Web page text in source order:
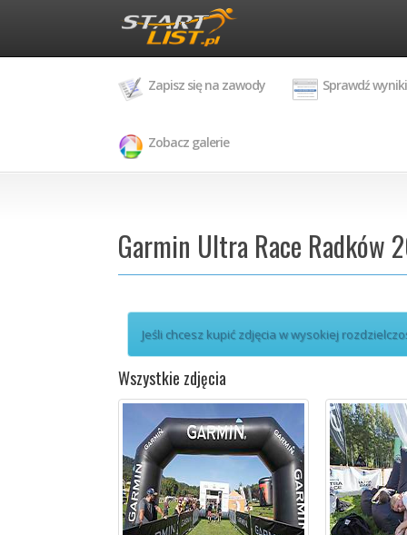
Zapisz się na zawody Sprawdź wyniki
Zobacz galerie
Garmin Ultra Race
Jeśli chcesz kupić zdjęcia w wysokiej
Wszystkie zdjęcia